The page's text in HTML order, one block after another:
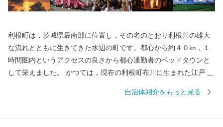
利根町は，茨城県最南部に位置し，その名のとおり利根川の雄大
な流れとともに生きてきた水辺の町です。都心から約４０㎞，１
時間圏内というアクセスの良さから都心通勤者のベッドタウンと
して栄えました。 かつては，現在の利根町布川に生まれた江戸末
を描いた『利根川図志』を，ここ利根町で完成させたほか，日本
自治体紹介をもっと見る